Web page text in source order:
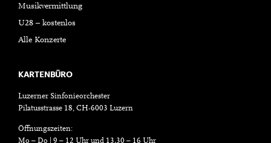
Musikvermittlung
U28 – kostenlos
Alle Konzerte
KARTENBÜRO
Luzerner Sinfonieorchester
Pilatusstrasse 18, CH-6003 Luzern
Öffnungszeiten:
Mo – Do | 9 – 12 Uhr und 13.30 – 16 Uhr